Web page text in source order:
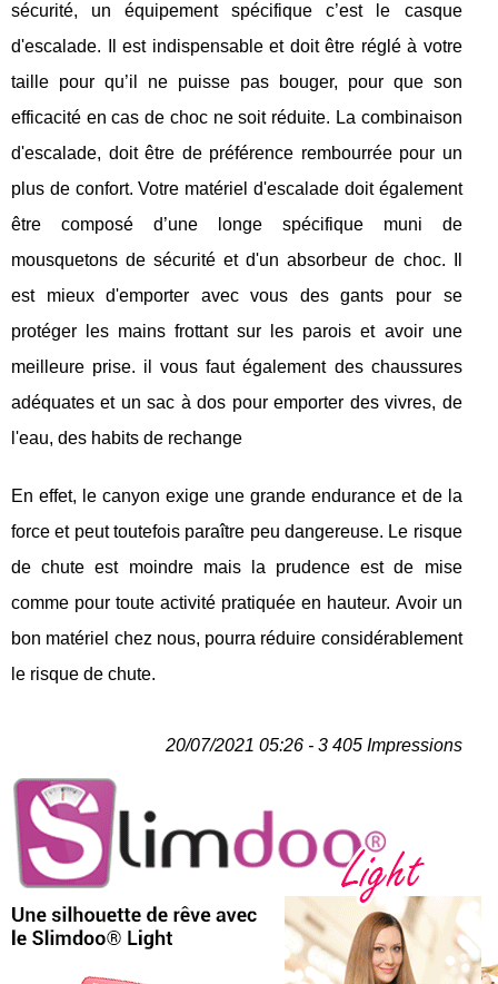
sécurité, un équipement spécifique c’est le casque
d'escalade. Il est indispensable et doit être réglé à votre
taille pour qu’il ne puisse pas bouger, pour que son
efficacité en cas de choc ne soit réduite. La combinaison
d'escalade, doit être de préférence rembourrée pour un
plus de confort. Votre matériel d'escalade doit également
être composé d’une longe spécifique muni de
mousquetons de sécurité et d'un absorbeur de choc. Il
est mieux d'emporter avec vous des gants pour se
protéger les mains frottant sur les parois et avoir une
meilleure prise. il vous faut également des chaussures
adéquates et un sac à dos pour emporter des vivres, de
l'eau, des habits de rechange
En effet, le canyon exige une grande endurance et de la
force et peut toutefois paraître peu dangereuse. Le risque
de chute est moindre mais la prudence est de mise
comme pour toute activité pratiquée en hauteur. Avoir un
bon matériel chez nous, pourra réduire considérablement
le risque de chute.
20/07/2021 05:26 - 3 405 Impressions